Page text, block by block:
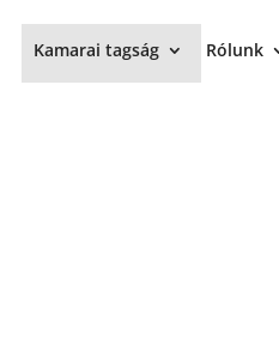
Kamarai tagság Rólunk